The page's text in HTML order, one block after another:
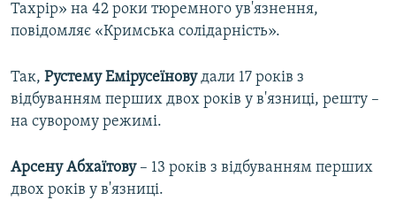
Тахрір» на 42 роки тюремного ув'язнення,
повідомляє «Кримська солідарність».
Так, Рустему Емірусеїновудали 17 років з
відбуванням перших двох років у в'язниці, решту –
на суворому режимі.
Арсену Абхаїтову– 13 років з відбуванням перших
двох років у в'язниці.